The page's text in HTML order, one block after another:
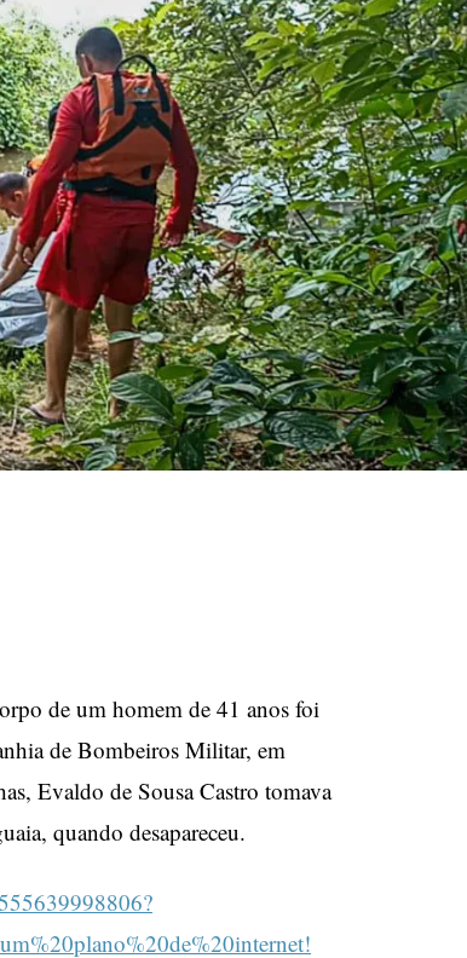
de um homem de 41 anos foi
de Bombeiros Militar, em
Evaldo de Sousa Castro tomava
quando desapareceu.